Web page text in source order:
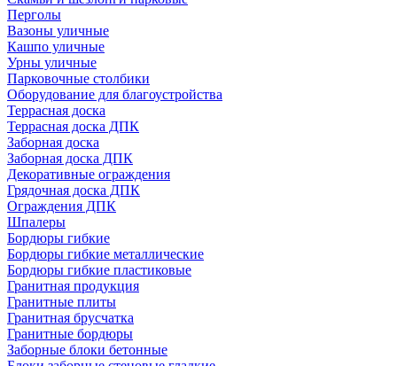
Перголы
Вазоны уличные
Кашпо уличные
Урны уличные
Парковочные столбики
Оборудование для благоустройства
Террасная доска
Террасная доска ДПК
Заборная доска
Заборная доска ДПК
Декоративные ограждения
Грядочная доска ДПК
Ограждения ДПК
Шпалеры
Бордюры гибкие
Бордюры гибкие металлические
Бордюры гибкие пластиковые
Гранитная продукция
Гранитные плиты
Гранитная брусчатка
Гранитные бордюры
Заборные блоки бетонные